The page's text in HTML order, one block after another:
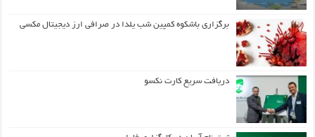
برگزاری باشکوه کمپین شب یلدا در صرافی ارز دیجیتال مکسی
دریافت سریع کارت نکسو